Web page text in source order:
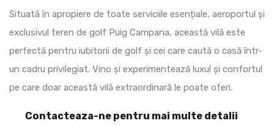
Situată în apropiere de toate serviciile esențiale, aeroportul și
exclusivul teren de golf Puig Campana, această vilă este
perfectă pentru iubitorii de golf și cei care caută o casă într-
un cadru privilegiat. Vino și experimentează luxul și confortul
pe care doar această vilă extraordinară le poate oferi.
Contacteaza-ne pentru mai multe detalii